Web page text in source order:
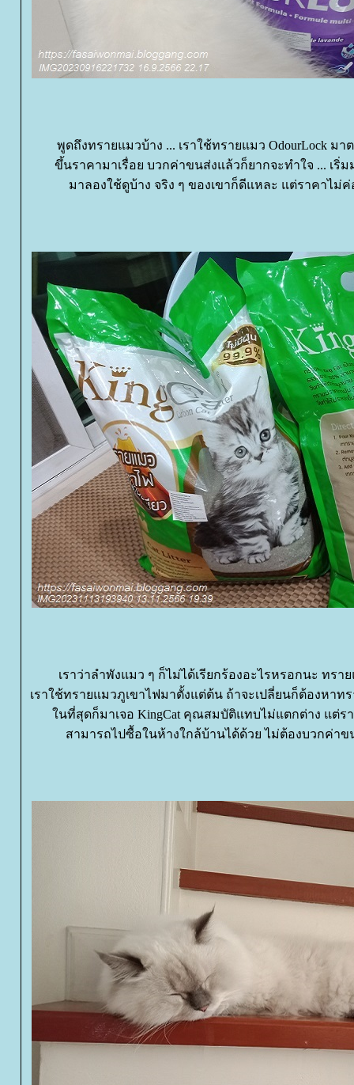
พูดถึงทรายแมวบ้าง ... เราใช้ทรายแมว OdourLock ม
ขึ้นราคามาเรื่อย บวกค่าขนส่งแล้วก็ยากจะทำใจ ... เริ่
มาลองใช้ดูบ้าง จริง ๆ ของเขาก็ดีแหละ แต่ราคาไม่
เราว่าลำพังแมว ๆ ก็ไม่ได้เรียกร้องอะไรหรอกนะ ทร
เราใช้ทรายแมวภูเขาไฟมาตั้งแต่ต้น ถ้าจะเปลี่ยนก็ต้องหาท
นที่สุดก็มาเจอ KingCat คุณสมบัติแทบไม่แตกต่าง แต่รา
สามารถไปซื้อในห้างใกล้บ้านได้ด้วย ไม่ต้องบวกค่า